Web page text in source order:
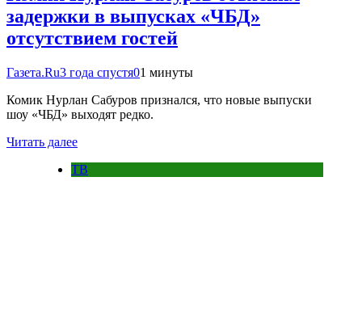
задержки в выпусках «ЧБД»
отсутствием гостей
Газета.Ru3 года спустя01 минуты
Комик Нурлан Сабуров признался, что новые выпуски
шоу «ЧБД» выходят редко.
Читать далее
ТВ